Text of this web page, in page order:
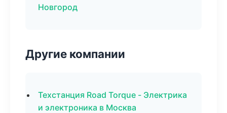
Новгород
Другие компании
Техстанция Road Torque - Электрика
и электроника в Москва